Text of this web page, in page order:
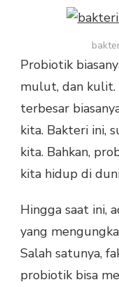
Probiotik
mulut, dan kulit.
terbesar
kita. Bakteri ini,
kita. Bahkan,
kita hidup di
Hingga saat ini,
yang
Salah satunya,
probiotik bisa